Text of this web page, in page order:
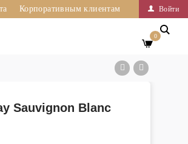
Войти
Корпоративным клиентам
0
Sauvignon Blanc